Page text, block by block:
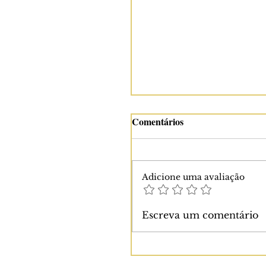
batata e ricota recheadas
em molho cremoso de
castanha de caju
Comentários
Adicione uma avaliação
Escreva um comentário